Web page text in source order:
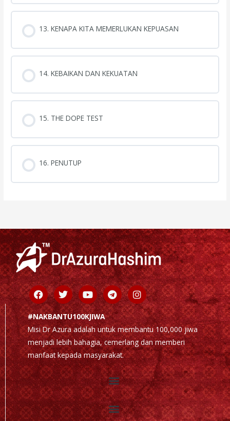
13. KENAPA KITA MEMERLUKAN KEPUASAN
14. KEBAIKAN DAN KEKUATAN
15. THE DOPE TEST
16. PENUTUP
Facebook
TwitterYoutubeTelegramInstagram
#NAKBANTU100KJIWA
Misi Dr Azura adalah untuk membantu 100,000 jiwa
menjadi lebih bahagia, cemerlang dan memberi
manfaat kepada masyarakat.